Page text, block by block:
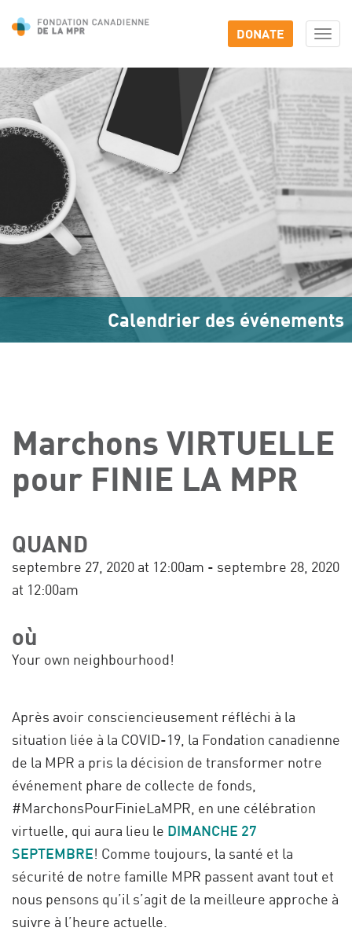
DONATE
Calendrier des événements
Marchons VIRTUELLE
pour FINIE LA MPR
QUAND
septembre 27, 2020 at 12:00am - septembre 28, 2020
at 12:00am
où
Your own neighbourhood!
Après avoir consciencieusement réfléchi à la
situation liée à la COVID-19, la Fondation canadienne
de la MPR a pris la décision de transformer notre
événement phare de collecte de fonds,
#MarchonsPourFinieLaMPR, en une célébration
virtuelle, qui aura lieu le DIMANCHE 27
SEPTEMBRE! Comme toujours, la santé et la
sécurité de notre famille MPR passent avant tout et
nous pensons qu’il s’agit de la meilleure approche à
suivre à l’heure actuelle.